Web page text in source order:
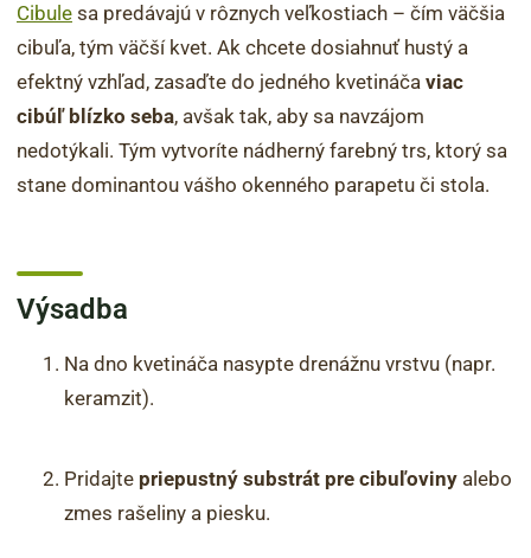
Cibule sa predávajú v rôznych veľkostiach – čím väčšia
cibuľa, tým väčší kvet. Ak chcete dosiahnuť hustý a
efektný vzhľad, zasaďte do jedného kvetináča viac
cibúľ blízko seba, avšak tak, aby sa navzájom
nedotýkali. Tým vytvoríte nádherný farebný trs, ktorý sa
stane dominantou vášho okenného parapetu či stola.
Výsadba
Na dno kvetináča nasypte drenážnu vrstvu (napr.
keramzit).
Pridajte priepustný substrát pre cibuľoviny alebo
zmes rašeliny a piesku.